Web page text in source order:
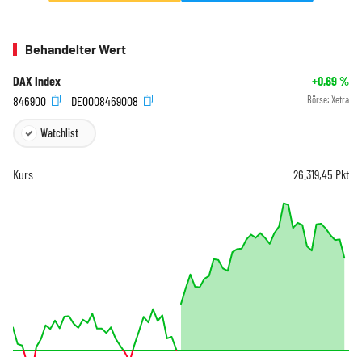
Behandelter Wert
DAX Index +0,69%
846900
DE0008469008 Börse: Xetra
Watchlist
Kurs 26.319,45 Pkt